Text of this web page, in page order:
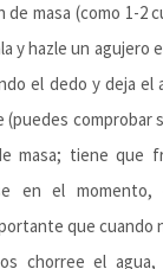
de masa (como 1-2
y hazle un agujero
el dedo y deja
(puedes comprobar
masa; tiene que
en el momento,
que cuando
chorree el